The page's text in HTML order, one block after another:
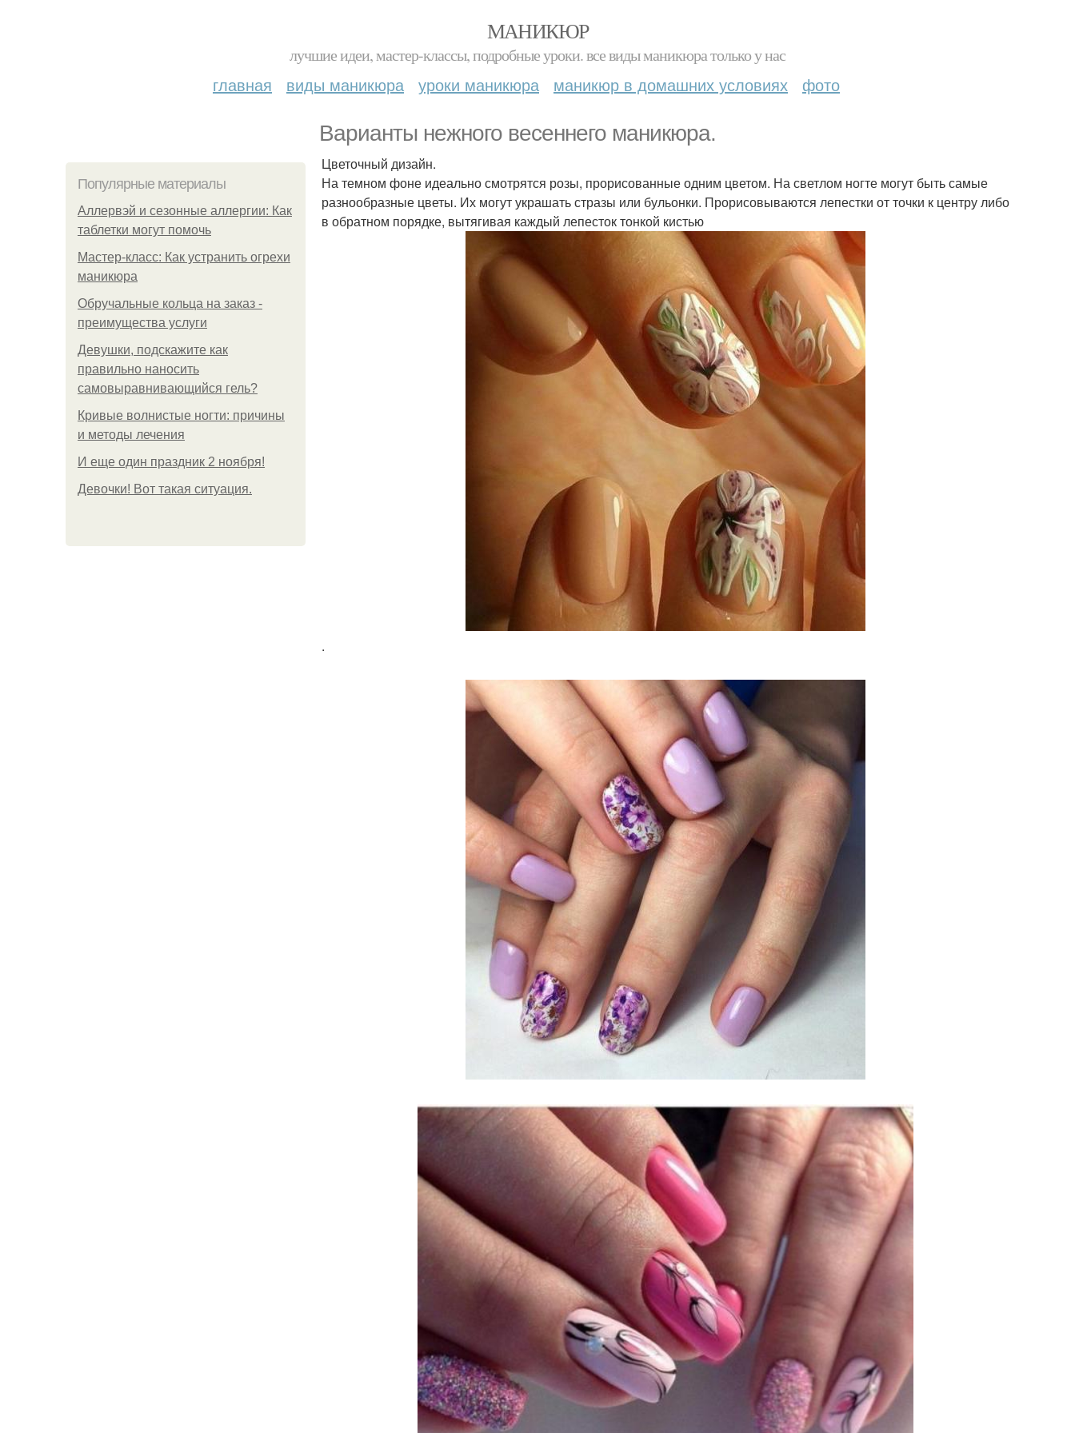
МАНИКЮР
лучшие идеи, мастер-классы, подробные уроки. все виды маникюра только у нас
главная виды маникюра уроки маникюра маникюр в домашних условиях фото
Варианты нежного весеннего маникюра.
Популярные материалы
Аллервэй и сезонные аллергии: Как
таблетки могут помочь
Мастер-класс: Как устранить огрехи
маникюра
Обручальные кольца на заказ -
преимущества услуги
Девушки, подскажите как
правильно наносить
самовыравнивающийся гель?
Кривые волнистые ногти: причины
и методы лечения
И еще один праздник 2 ноября!
Девочки! Вот такая ситуация.
Цветочный дизайн.
На темном фоне идеально смотрятся розы, прорисованные одним цветом. На светлом ногте могут быть самые
разнообразные цветы. Их могут украшать стразы или бульонки. Прорисовываются лепестки от точки к центру либо
в обратном порядке, вытягивая каждый лепесток тонкой кистью
.